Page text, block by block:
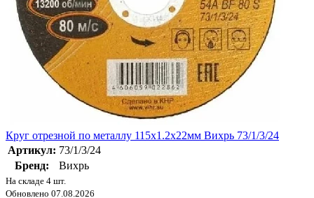
Круг отрезной по металлу 115х1.2х22мм Вихрь 73/1/3/24
Артикул: 73/1/3/24
Бренд:
Вихрь
На складе 4 шт.
Обновлено 07.08.2026